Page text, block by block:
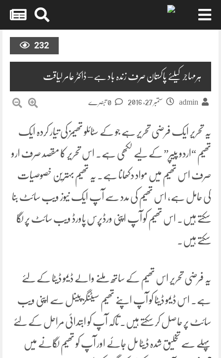
232
ہرمہاجر کیلئے پاکستان صرف زندہ باد ہے – ڈاکٹر عامر لیاقت
admin ستمبر 27, 2016
یہ تحریر ایک فرضی تحریر ہے جو کے سٹائلو تھیمز کی تیار کردہ ایک
تھیم “اردو پیپر” کے لیے لکھی ہے۔ اس تحریر کا مقصد صرف ارو
صرف اس تھیم میں مواد دکھانا ہے۔ یہ تھیم بہترین خصوصیات
کی حامل ہے، اس تھیم کی مدد سے آپ ایک نیوز ویب سائٹ بنا
سکتے ہیں۔ اس تھیم کو آپ اپنی ورڈپرس پاورڈ ویب سائٹ پر لگا
سکتے ہیں۔
یہ فرضی تحریر اس تھیم کے ساتھ ملنے والے ڈیمو ڈیٹا کے لئے
ہے۔ اس ڈیمو ڈیٹا کو آپ اپنے تھیم سیٹنگز پینل سے اپنی ویب
سائٹ پر حاصل کر سکتے ہیں۔ تاکہ آپ کو ابتدائی مراحل کے لئے
پہلے سے تخلیق شدہ ڈیٹا مل جائے اور آپ کو تھیم لگانے میں